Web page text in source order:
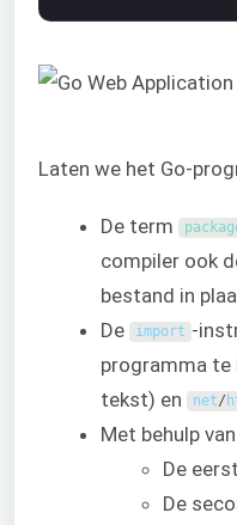
Laten we het Go-
De term
compiler ook
bestand in
De
import -
programma te
tekst) en net/
Met behulp
De
De